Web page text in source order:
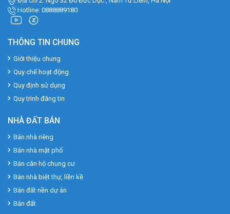
Hotline: 0888889180
THÔNG TIN CHUNG
Giới thiệu chung
Quy chế hoạt động
Quy định sử dụng
Quy trình đăng tin
NHÀ ĐẤT BÁN
Bán nhà riêng
Bán nhà mặt phố
Bán căn hộ chung cư
Bán nhà biệt thự, liền kề
Bán đất nền dự án
Bán đất